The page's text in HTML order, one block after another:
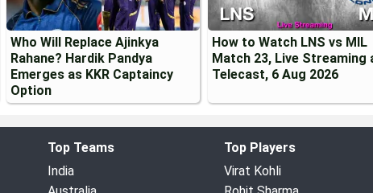
Who Will Replace Ajinkya
Rahane? Hardik Pandya
Emerges as KKR Captaincy
Option
How to Watch LNS vs MIL
Match 23, Live Streaming
Telecast, 6 Aug 2026
Top Teams
India
Top Players
Virat Kohli